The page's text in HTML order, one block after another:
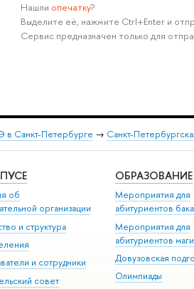
Нашли опечатку?
Выделите её, нажмите Ctrl+Enter и
Сервис предназначен только для
Санкт-Петербурге → Санкт-
об
организации
и структура
и сотрудники
совет
ОБРАЗОВАНИЕ
Мероприятия для
абитуриентов
Мероприятия для
абитуриентов
Довузовская
Олимпиады